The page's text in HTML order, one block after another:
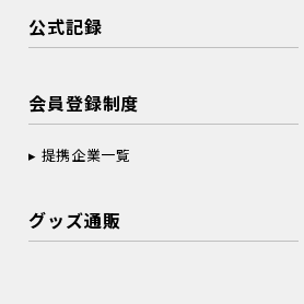
公式記録
会員登録制度
提携企業一覧
グッズ通販